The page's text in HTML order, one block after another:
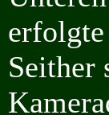
Seither